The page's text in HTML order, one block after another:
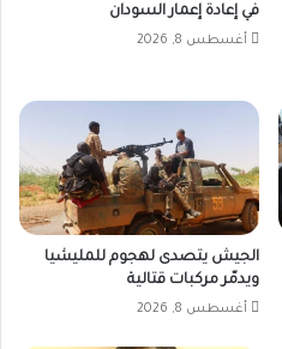
في إعادة إعمار السودان
أغسطس 8, 2026
الجيش يتصدى لهجوم للمليشيا
ويدمّر مركبات قتالية
أغسطس 8, 2026